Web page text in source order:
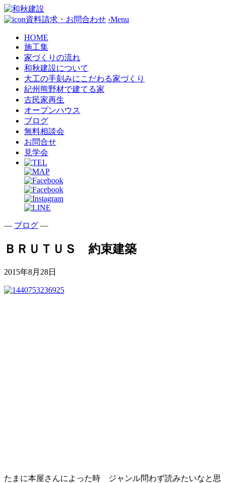
資料請求・お問合わせ ‹Menu
HOME
施工集
家づくりの流れ
和秋建設について
大工の手刻みにこだわる家づくり
紀州熊野材で建てる家
古民家再生
オープンハウス
ブログ
無料相談会
お問合せ
見学会
— ブログ —
ＢＲＵＴＵＳ 約束建築
2015年8月28日
たまに本屋さんによった時 ジャンル問わず読みたいなと思